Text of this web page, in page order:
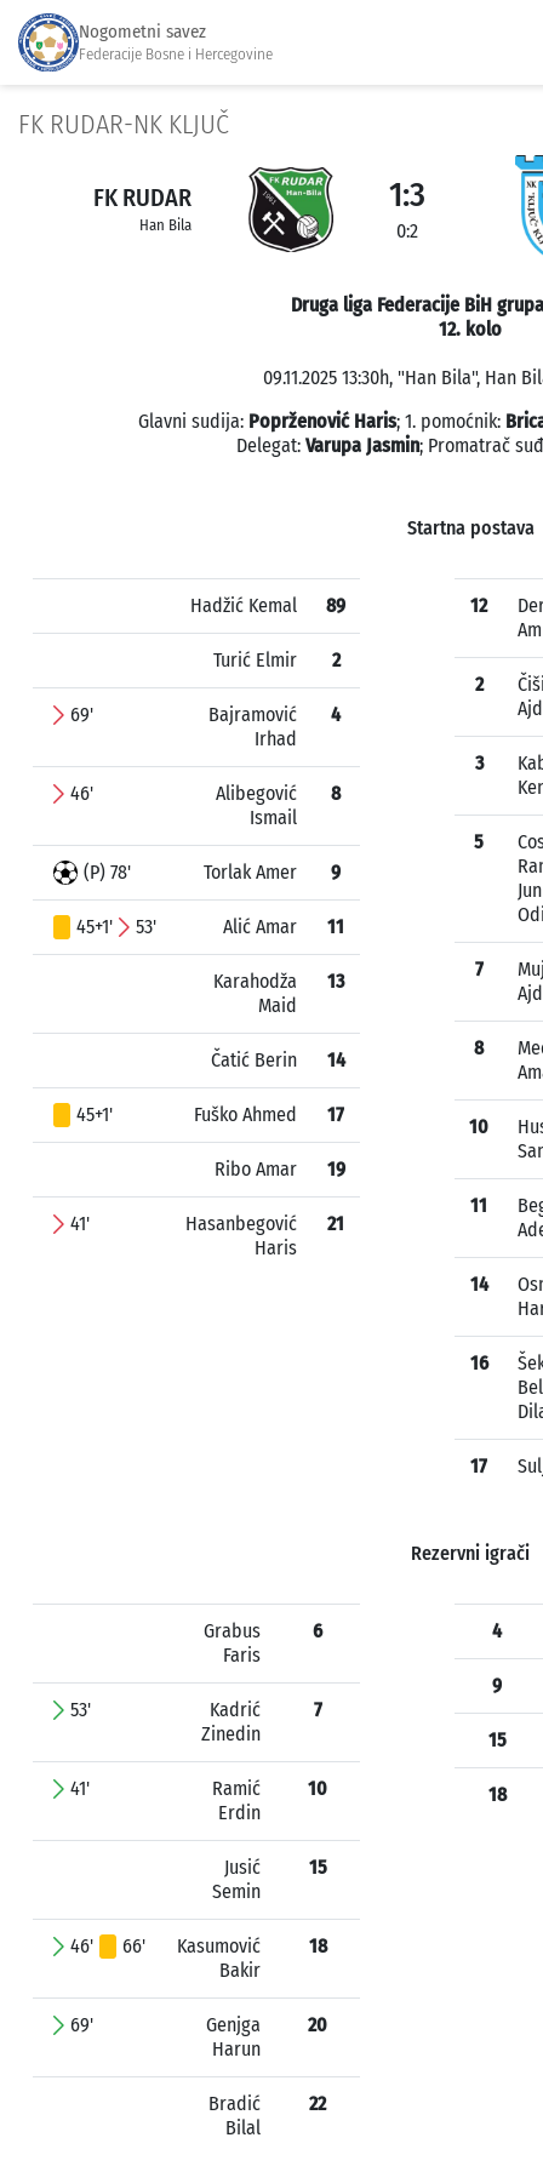
Nogometni savez
Federacije Bosne i Hercegovine
FK RUDAR-NK KLJUČ
FK RUDAR
Han Bila
1:3
0:2
Druga liga Federacije BiH
12. kolo
09.11.2025 13:30h, "Han Bila", Han
Glavni sudija: Poprženović Haris; 1. pomoćnik:
Delegat: Varupa Jasmin; Promatrač
Startna postava
Hadžić Kemal 89
Turić Elmir 2
69'
Bajramović
Irhad
4
46'
Alibegović
Ismail
8
(P) 78' Torlak Amer 9
45+1' 53' Alić Amar 11
Karahodža
Maid
13
Čatić Berin 14
45+1' Fuško Ahmed 17
Ribo Amar 19
41'
Hasanbegović
Haris
21
12
2
3
5
7
8
10
11
14
16
17
Rezervni igrači
Grabus
Faris
6
53'
Kadrić
Zinedin
7
41'
Ramić
Erdin
10
Jusić
Semin
15
46' 66'
Kasumović
Bakir
18
69'
Genjga
Harun
20
Bradić
Bilal
22
4
9
15
18